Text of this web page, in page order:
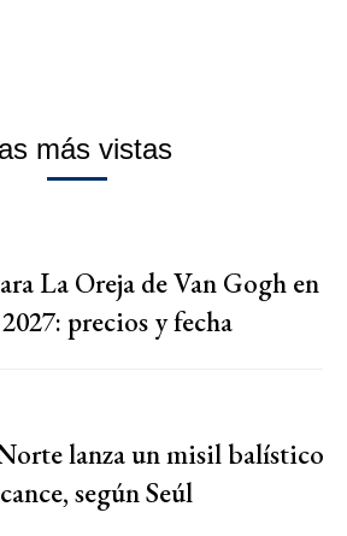
más vistas
La Oreja de Van Gogh en
precios y fecha
lanza un misil balístico
según Seúl